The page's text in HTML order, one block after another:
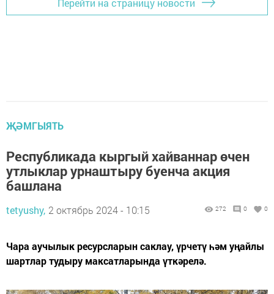
Перейти на страницу новости
ҖӘМГЫЯТЬ
Республикада кыргый хайваннар өчен
утлыклар урнаштыру буенча акция
башлана
tetyushy, 2 октябрь 2024 - 10:15 272 0 0
Чара аучылык ресурсларын саклау, үрчетү һәм уңайлы
шартлар тудыру максатларында үткәрелә.